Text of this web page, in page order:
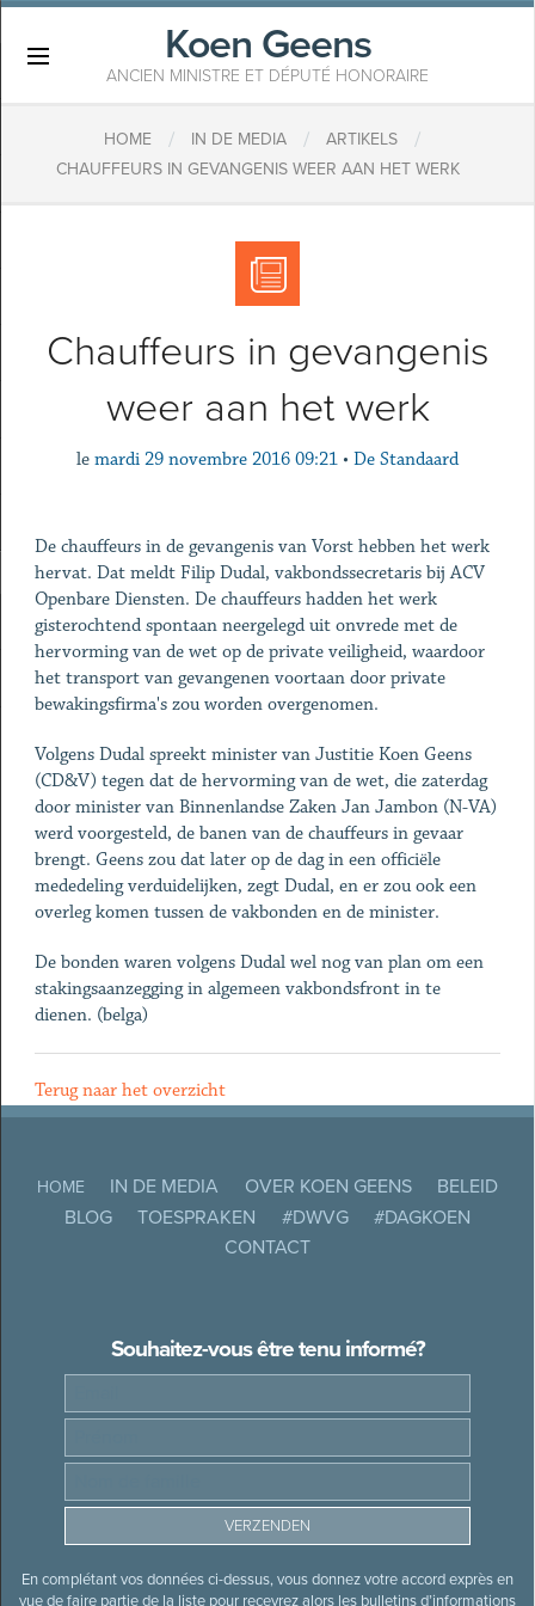
Koen Geens
ANCIEN MINISTRE ET DÉPUTÉ HONORAIRE
HOME / IN DE MEDIA / ARTIKELS /
CHAUFFEURS IN GEVANGENIS WEER AAN HET WERK
Chauffeurs in gevangenis
weer aan het werk
le mardi 29 novembre 2016 09:21 • De Standaard
De chauffeurs in de gevangenis van Vorst hebben het werk
hervat. Dat meldt Filip Dudal, vakbondssecretaris bij ACV
Openbare Diensten. De chauffeurs hadden het werk
gisterochtend spontaan neergelegd uit onvrede met de
hervorming van de wet op de private veiligheid, waardoor
het transport van gevangenen voortaan door private
bewakingsfirma's zou worden overgenomen.
Volgens Dudal spreekt minister van Justitie Koen Geens
(CD&V) tegen dat de hervorming van de wet, die zaterdag
door minister van Binnenlandse Zaken Jan Jambon (N-VA)
werd voorgesteld, de banen van de chauffeurs in gevaar
brengt. Geens zou dat later op de dag in een officiële
mededeling verduidelijken, zegt Dudal, en er zou ook een
overleg komen tussen de vakbonden en de minister.
De bonden waren volgens Dudal wel nog van plan om een
stakingsaanzegging in algemeen vakbondsfront in te
dienen. (belga)
Terug naar het overzicht
HOME IN DE MEDIA OVER KOEN GEENS
BELEID
BLOG
TOESPRAKEN #DWVG
#DAGKOEN
CONTACT
Souhaitez-vous être tenu informé?
En complétant vos données ci-dessus, vous donnez votre accord exprès en
vue de faire partie de la liste pour recevrez alors les bulletins d’informations